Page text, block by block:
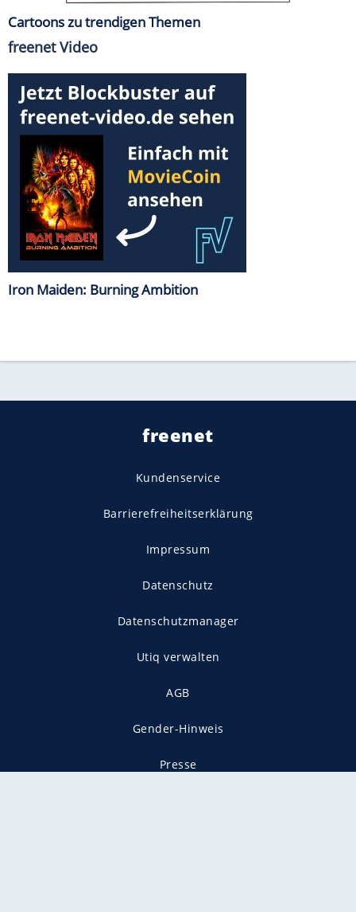
Cartoons zu trendigen Themen
freenet Video
Iron Maiden: Burning Ambition
freenet
Kundenservice
Barrierefreiheitserklärung
Impressum
Datenschutz
Datenschutzmanager
Utiq verwalten
AGB
Gender-Hinweis
Presse